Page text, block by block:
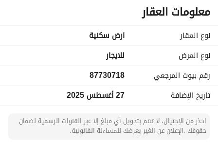
الزراعية الأخرى.
احتياجاتك حيث تم تعيينها حاليًا إلى 0 متر مربع.
لأي خطط تطوير.
الطرق الرئيسية والطرق السريعة لتسهيل النقل.
معلومات العقار
نوع العقار
ارض سكنية
نوع العرض
للايجار
رقم بيوت المرجعي
87730718
تاريخ الإضافة
27 أغسطس 2025
احذر من الإحتيال، لا تقم بتحويل أي مبلغ إلا عبر القنوات الرسمية لضمان
حقوقك .الإعلان عن الغير يعرضك للمساءلة القانونية.